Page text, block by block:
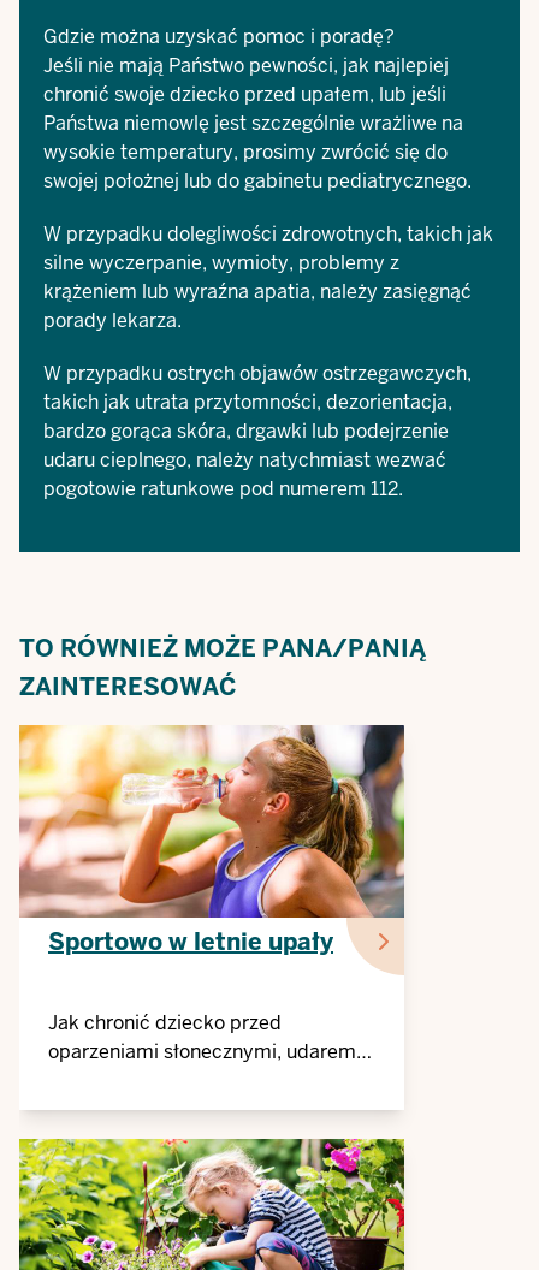
Gdzie można uzyskać pomoc i poradę?
Jeśli nie mają Państwo pewności, jak najlepiej
chronić swoje dziecko przed upałem, lub jeśli
Państwa niemowlę jest szczególnie wrażliwe na
wysokie temperatury, prosimy zwrócić się do
swojej położnej lub do gabinetu pediatrycznego.
W przypadku dolegliwości zdrowotnych, takich jak
silne wyczerpanie, wymioty, problemy z
krążeniem lub wyraźna apatia, należy zasięgnąć
porady lekarza.
W przypadku ostrych objawów ostrzegawczych,
takich jak utrata przytomności, dezorientacja,
bardzo gorąca skóra, drgawki lub podejrzenie
udaru cieplnego, należy natychmiast wezwać
pogotowie ratunkowe pod numerem 112.
TO RÓWNIEŻ MOŻE PANA/PANIĄ
ZAINTERESOWAĆ
Sportowo w letnie upały
Jak chronić dziecko przed
oparzeniami słonecznymi, udarem